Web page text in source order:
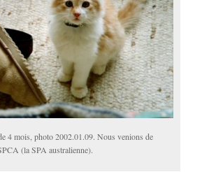
4 mois, photo 2002.01.09. Nous venions de
(la SPA australienne).